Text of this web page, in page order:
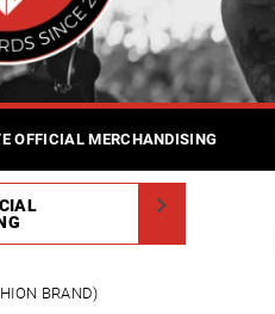
OFFICIAL MERCHANDISING
BRAND)